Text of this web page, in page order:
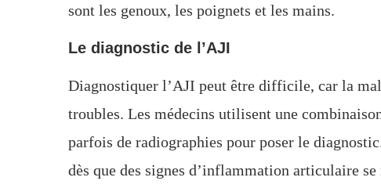
sont les genoux, les poignets et les mains.
Le diagnostic de l’AJI
Diagnostiquer l’AJI peut être difficile, car la
troubles. Les médecins utilisent une
parfois de radiographies pour poser le
dès que des signes d’inflammation articulaire